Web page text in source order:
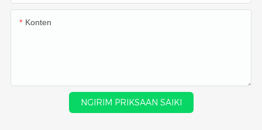
Konten
NGIRIM PRIKSAAN SAIKI